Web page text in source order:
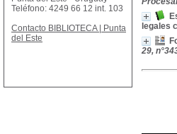
legales
29,
Teléfono: 4249 66 12 int. 103
Contacto BIBLIOTECA | Punta
del Este